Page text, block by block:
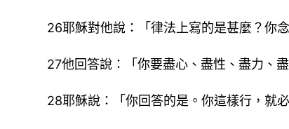
26耶穌對他說：「律法上寫的是甚麼？你念
27他回答說：「你要盡心、盡性、盡力、
28耶穌說：「你回答的是。你這樣行，就必